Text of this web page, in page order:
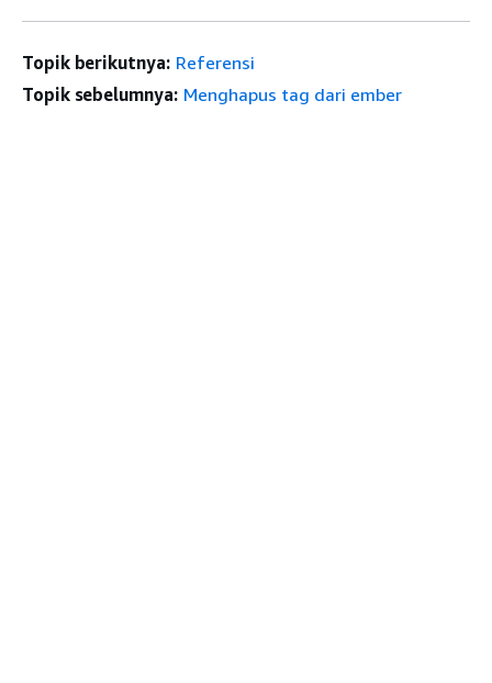
Topik berikutnya: Referensi
Topik sebelumnya: Menghapus tag dari ember